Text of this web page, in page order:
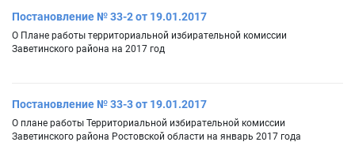
Постановление № 33-2 от 19.01.2017
О Плане работы территориальной избирательной комиссии
Заветинского района на 2017 год
Постановление № 33-3 от 19.01.2017
О плане работы Территориальной избирательной комиссии
Заветинского района Ростовской области на январь 2017 года